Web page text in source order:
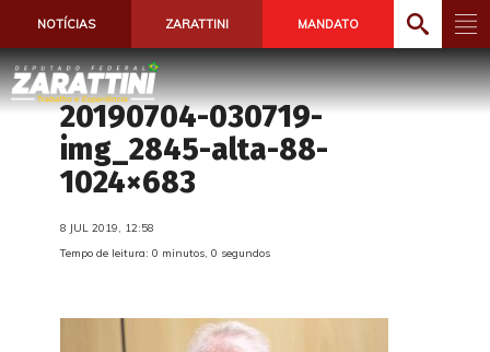
NOTÍCIAS ZARATTINI MANDATO
20190704-030719-
img_2845-alta-88-
1024×683
8 JUL 2019, 12:58
Tempo de leitura: 0 minutos, 0 segundos